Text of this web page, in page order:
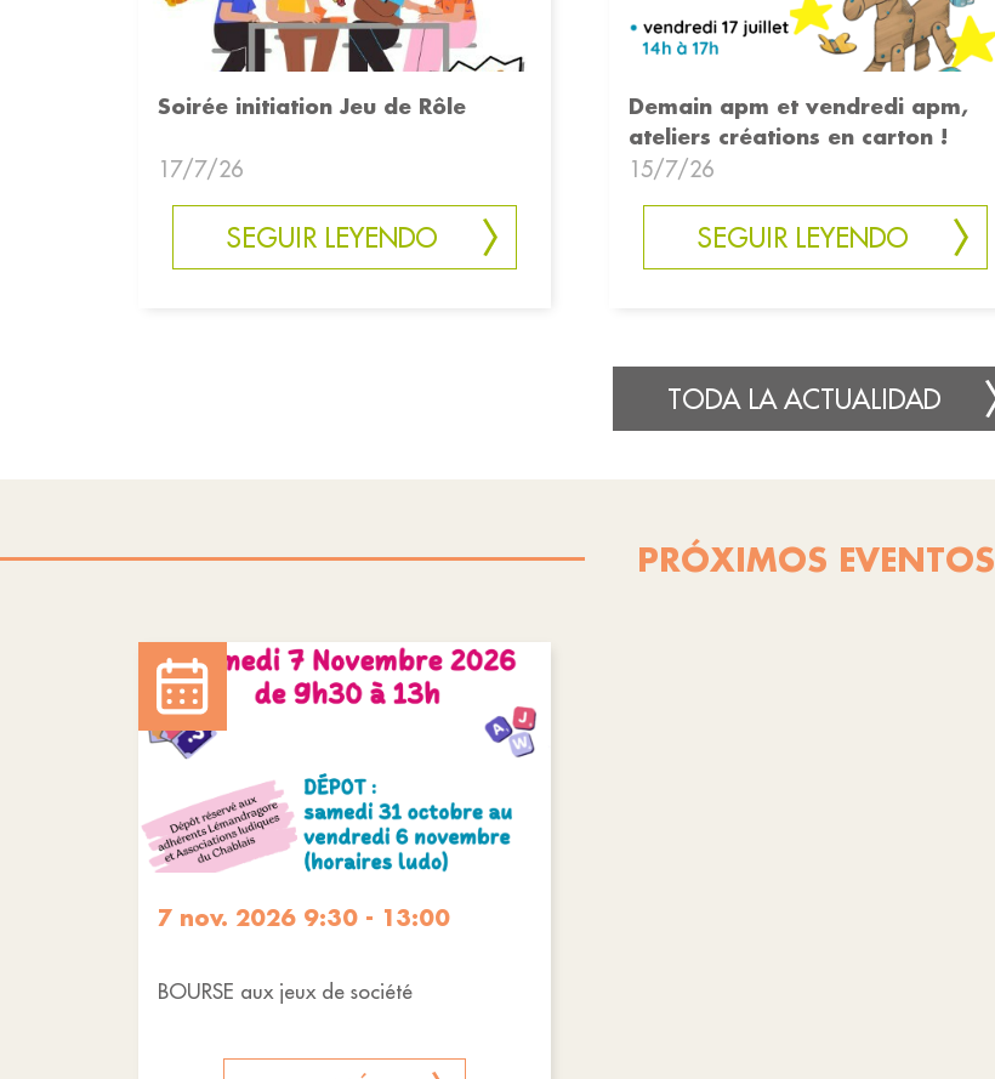
Soirée initiation Jeu de Rôle
17/7/26
SEGUIR LEYENDO
Demain apm et vendredi apm,
ateliers créations en carton !
15/7/26
SEGUIR LEYENDO
TODA LA ACTUALIDAD
PRÓXIMOS EVENTOS
7 nov. 2026 9:30 - 13:00
BOURSE aux jeux de société